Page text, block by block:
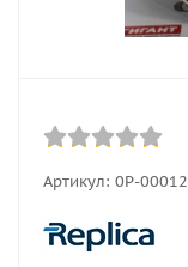
Артикул: 0Р-